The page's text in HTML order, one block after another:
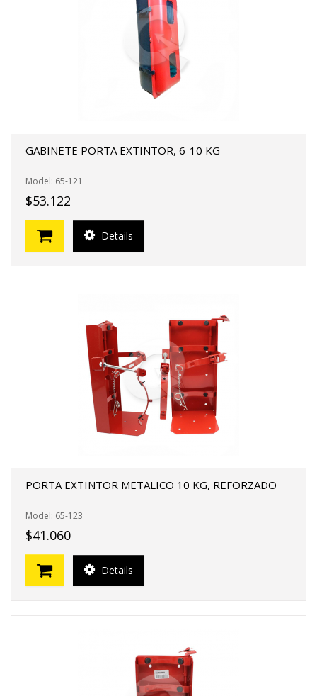
GABINETE PORTA EXTINTOR, 6-10 KG
Model: 65-121
$53.122
Details
PORTA EXTINTOR METALICO 10 KG, REFORZADO
Model: 65-123
$41.060
Details